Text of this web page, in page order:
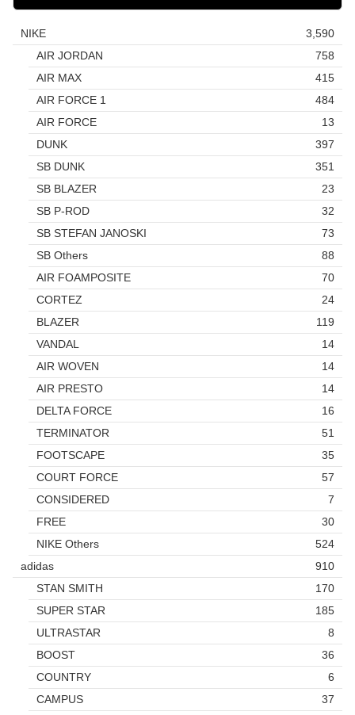
NIKE
3,590
AIR JORDAN
758
AIR MAX
415
AIR FORCE 1
484
AIR FORCE
13
DUNK
397
SB DUNK
351
SB BLAZER
23
SB P-ROD
32
SB STEFAN JANOSKI
73
SB Others
88
AIR FOAMPOSITE
70
CORTEZ
24
BLAZER
119
VANDAL
14
AIR WOVEN
14
AIR PRESTO
14
DELTA FORCE
16
TERMINATOR
51
FOOTSCAPE
35
COURT FORCE
57
CONSIDERED
7
FREE
30
NIKE Others
524
adidas
910
STAN SMITH
170
SUPER STAR
185
ULTRASTAR
8
BOOST
36
COUNTRY
6
CAMPUS
37